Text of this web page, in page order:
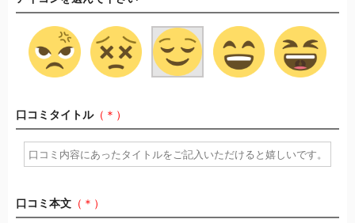
口コミタイトル（＊）
口コミ本文 （＊）